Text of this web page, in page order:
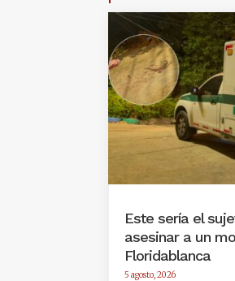
Este sería el
asesinar a un
Floridablanca
5 agosto, 2026